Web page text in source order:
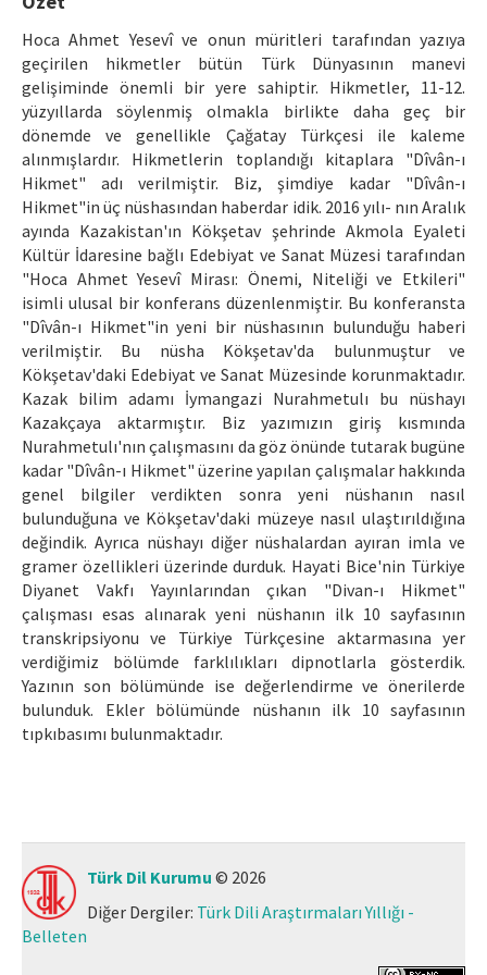
ISSN: 1301-0077 · e-ISSN: 2651-5091
Hoca Ahmet Yesevî ve onun müritleri tarafından yazıya
geçirilen hikmetler bütün Türk Dünyasının manevi
gelişiminde önemli bir yere sahiptir. Hikmetler, 11-12.
yüzyıllarda söylenmiş olmakla birlikte daha geç bir
dönemde ve genellikle Çağatay Türkçesi ile kaleme
alınmışlardır. Hikmetlerin toplandığı kitaplara "Dîvân-ı
Hikmet" adı verilmiştir. Biz, şimdiye kadar "Dîvân-ı
Hikmet"in üç nüshasından haberdar idik. 2016 yılı- nın Aralık
ayında Kazakistan'ın Kökşetav şehrinde Akmola Eyaleti
Kültür İdaresine bağlı Edebiyat ve Sanat Müzesi tarafından
"Hoca Ahmet Yesevî Mirası: Önemi, Niteliği ve Etkileri"
isimli ulusal bir konferans düzenlenmiştir. Bu konferansta
"Dîvân-ı Hikmet"in yeni bir nüshasının bulunduğu haberi
verilmiştir. Bu nüsha Kökşetav'da bulunmuştur ve
Kökşetav'daki Edebiyat ve Sanat Müzesinde korunmaktadır.
Kazak bilim adamı İymangazi Nurahmetulı bu nüshayı
Kazakçaya aktarmıştır. Biz yazımızın giriş kısmında
Nurahmetulı'nın çalışmasını da göz önünde tutarak bugüne
kadar "Dîvân-ı Hikmet" üzerine yapılan çalışmalar hakkında
genel bilgiler verdikten sonra yeni nüshanın nasıl
bulunduğuna ve Kökşetav'daki müzeye nasıl ulaştırıldığına
değindik. Ayrıca nüshayı diğer nüshalardan ayıran imla ve
gramer özellikleri üzerinde durduk. Hayati Bice'nin Türkiye
Diyanet Vakfı Yayınlarından çıkan "Divan-ı Hikmet"
çalışması esas alınarak yeni nüshanın ilk 10 sayfasının
transkripsiyonu ve Türkiye Türkçesine aktarmasına yer
verdiğimiz bölümde farklılıkları dipnotlarla gösterdik.
Yazının son bölümünde ise değerlendirme ve önerilerde
bulunduk. Ekler bölümünde nüshanın ilk 10 sayfasının
tıpkıbasımı bulunmaktadır.
Türk Dil Kurumu © 2026
Diğer Dergiler: Türk Dili Araştırmaları Yıllığı -
Belleten